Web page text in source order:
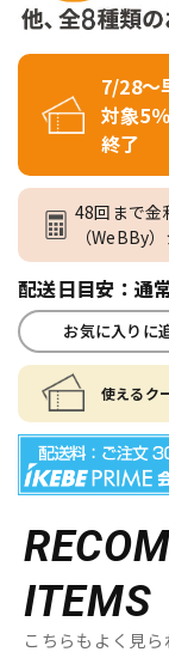
7/28～
対象5
終了
48回まで金
（WeBBy
配送日目安：通
お気に入りに
使えるク
ITEMS
こちらもよく見